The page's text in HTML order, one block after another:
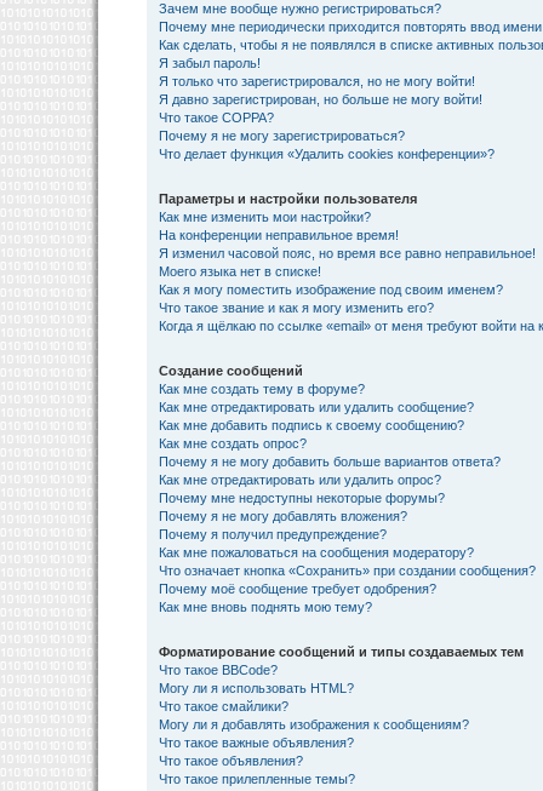
Зачем мне вообще нужно регистрироваться?
Почему мне периодически приходится повторять ввод
Как сделать, чтобы я не появлялся в списке активных
Я забыл пароль!
Я только что зарегистрировался, но не могу войти!
Я давно зарегистрирован, но больше не могу войти!
Что такое COPPA?
Почему я не могу зарегистрироваться?
Что делает функция «Удалить cookies конференции»?
Параметры и настройки пользователя
Как мне изменить мои настройки?
На конференции неправильное время!
Я изменил часовой пояс, но время все равно неправильное!
Моего языка нет в списке!
Как я могу поместить изображение под своим именем?
Что такое звание и как я могу изменить его?
Когда я щёлкаю по ссылке «email» от меня требуют войти на
Создание сообщений
Как мне создать тему в форуме?
Как мне отредактировать или удалить сообщение?
Как мне добавить подпись к своему сообщению?
Как мне создать опрос?
Почему я не могу добавить больше вариантов ответа?
Как мне отредактировать или удалить опрос?
Почему мне недоступны некоторые форумы?
Почему я не могу добавлять вложения?
Почему я получил предупреждение?
Как мне пожаловаться на сообщения модератору?
Что означает кнопка «Сохранить» при создании сообщения?
Почему моё сообщение требует одобрения?
Как мне вновь поднять мою тему?
Форматирование сообщений и типы создаваемых тем
Что такое BBCode?
Могу ли я использовать HTML?
Что такое смайлики?
Могу ли я добавлять изображения к сообщениям?
Что такое важные объявления?
Что такое объявления?
Что такое прилепленные темы?